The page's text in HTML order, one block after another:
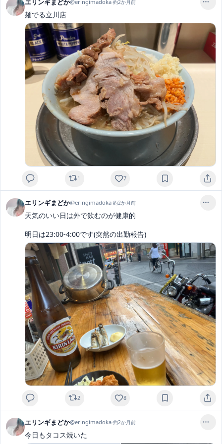
エリンギまどか@eringimadoka·約2か月前
麺でる立川店
1 7
エリンギまどか@eringimadoka·約2か月前
天気のいい日は外で飲むのが健康的
明日は23:00-4:00です(突然の出勤報告)
2 8
エリンギまどか@eringimadoka·約2か月前
今日もタコス焼いた